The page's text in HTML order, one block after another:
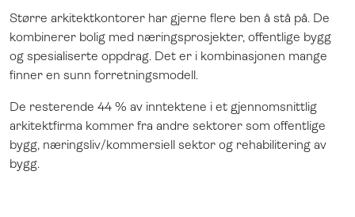
Større arkitektkontorer har gjerne flere ben å stå på. De
kombinerer bolig med næringsprosjekter, offentlige bygg
og spesialiserte oppdrag. Det er i kombinasjonen mange
finner en sunn forretningsmodell.
De resterende 44 % av inntektene i et gjennomsnittlig
arkitektfirma kommer fra andre sektorer som offentlige
bygg, næringsliv/kommersiell sektor og rehabilitering av
bygg.